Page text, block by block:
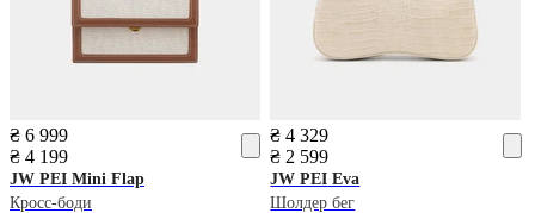
₴ 6 999
₴ 4 199
JW PEI Mini Flap
Кросс-боди
₴ 4 329
₴ 2 599
JW PEI Eva
Шолдер бег